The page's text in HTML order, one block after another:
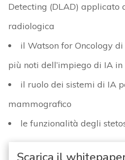
Detecting (DLAD) applicato
radiologica
il Watson for Oncology di
più noti dell’impiego di IA
il ruolo dei sistemi di IA
mammografico
le funzionalità degli